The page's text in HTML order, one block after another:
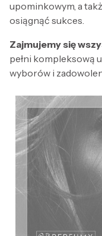
upominkowym, a
osiągnąć sukces.
Zajmujemy się
pełni kompleksową
wyborów i